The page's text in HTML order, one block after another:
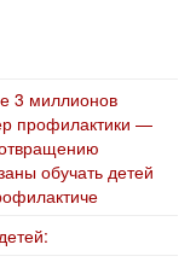
3 миллионов
профилактики —
обучать детей